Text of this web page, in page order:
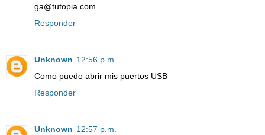
ga@tutopia.com
Responder
Unknown 12:56 p.m.
Como puedo abrir mis puertos USB
Responder
Unknown 12:57 p.m.